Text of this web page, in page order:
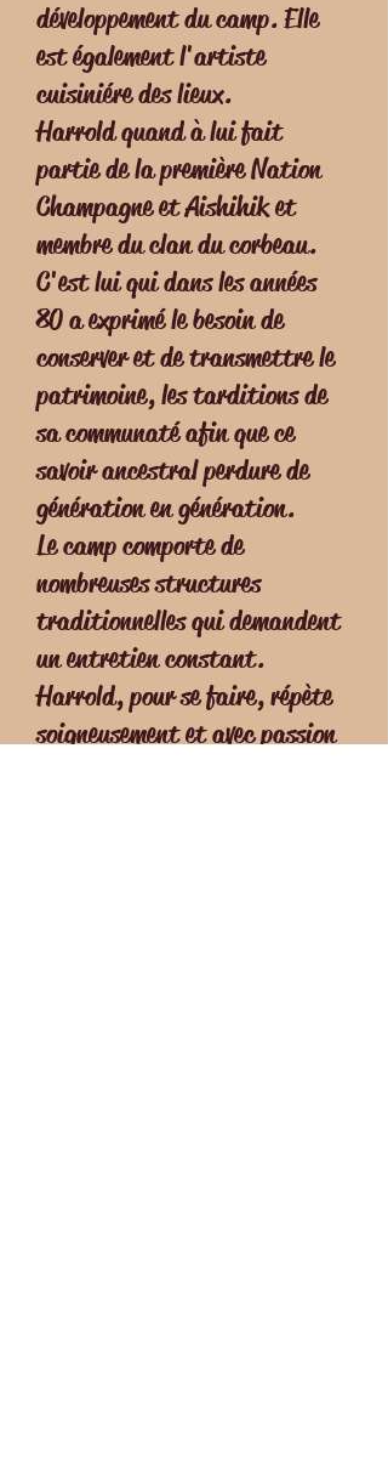
développement du camp. Elle
est également l'artiste
cuisiniére des lieux.
Harrold quand à lui fait
partie de la première Nation
Champagne et Aishihik et
membre du clan du corbeau.
C'est lui qui dans les années
80 a exprimé le besoin de
conserver et de transmettre le
patrimoine, les tarditions de
sa communaté afin que ce
savoir ancestral perdure de
génération en génération.
Le camp comporte de
nombreuses structures
traditionnelles qui demandent
un entretien constant.
Harrold, pour se faire, répète
soigneusement et avec passion